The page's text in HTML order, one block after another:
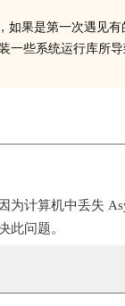
果是第一次遇见
一些系统运行库所导
为计算机中丢失
此问题。